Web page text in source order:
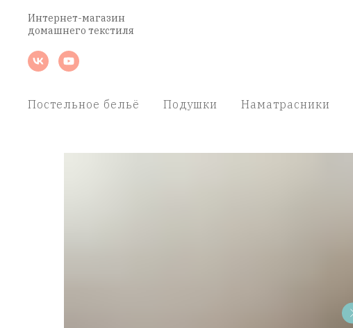
Интернет-магазин
домашнего текстиля
Постельное бельё Подушки Наматрасники